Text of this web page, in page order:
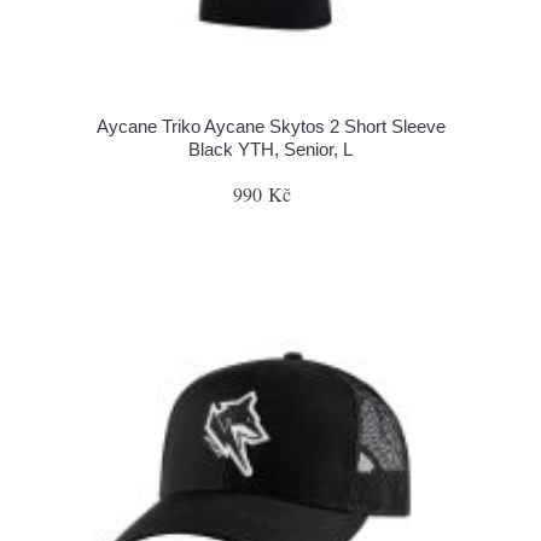
Aycane Triko Aycane Skytos 2 Short Sleeve
Black YTH, Senior, L
990 Kč